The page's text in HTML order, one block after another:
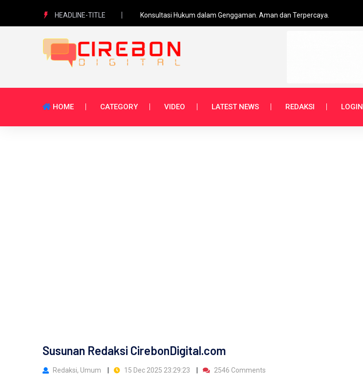
HEADLINE-TITLE Konsultasi Hukum dalam Genggaman. Aman dan Terpercaya.
Anggota DPR minta Polri tindak tegas 6 polisi tersangka kasus Kalibata
HOME CATEGORY VIDEO LATEST NEWS REDAKSI LOGIN
Susunan Redaksi CirebonDigital.com
Redaksi, Umum 15 Dec 2025 23:29:23 2546 Comments